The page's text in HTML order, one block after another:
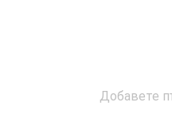
Добавете